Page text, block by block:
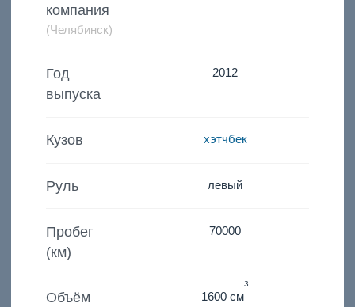
компания
(Челябинск)
Год
выпуска
2012
Кузов хэтчбек
Руль левый
Пробег
(км)
70000
Объём
1600 см
3